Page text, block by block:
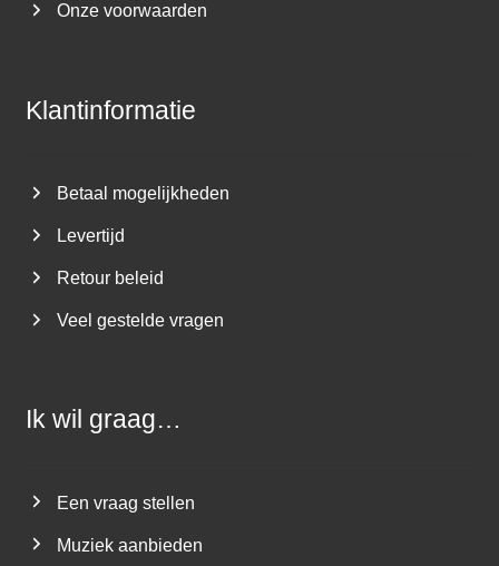
Onze voorwaarden
Klantinformatie
Betaal mogelijkheden
Levertijd
Retour beleid
Veel gestelde vragen
Ik wil graag…
Een vraag stellen
Muziek aanbieden